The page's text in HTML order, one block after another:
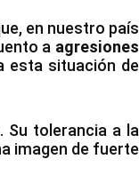
en nuestro país
a agresiones
esta situación de
Su tolerancia a la
imagen de fuerte